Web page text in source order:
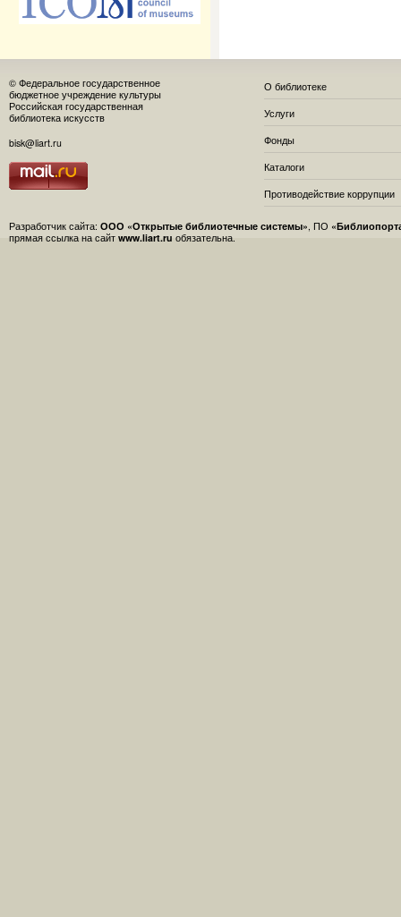
© Федеральное государственное
бюджетное учреждение культуры
Российская государственная
библиотека искусств
bisk@liart.ru
О библиотеке
Услуги
Фонды
Каталоги
Противодействие коррупции
Разработчик сайта: ООО «Открытые библиотечные системы» , ПО
прямая ссылка на сайт www.liart.ru обязательна.